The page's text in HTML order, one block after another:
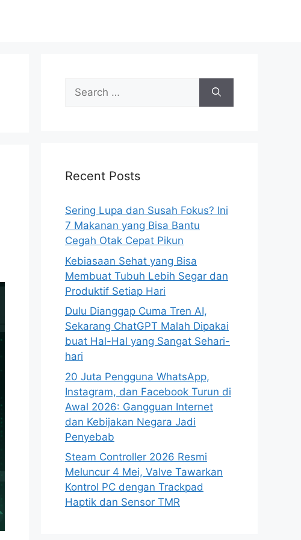
f
r
:
Recent Posts
Sering Lupa dan Susah Fokus? Ini
7 Makanan yang Bisa Bantu
Cegah Otak Cepat Pikun
Kebiasaan Sehat yang Bisa
Membuat Tubuh Lebih Segar dan
Produktif Setiap Hari
Dulu Dianggap Cuma Tren AI,
Sekarang ChatGPT Malah Dipakai
buat Hal-Hal yang Sangat Sehari-
hari
20 Juta Pengguna WhatsApp,
Instagram, dan Facebook Turun di
Awal 2026: Gangguan Internet
dan Kebijakan Negara Jadi
Penyebab
Steam Controller 2026 Resmi
Meluncur 4 Mei, Valve Tawarkan
Kontrol PC dengan Trackpad
Haptik dan Sensor TMR